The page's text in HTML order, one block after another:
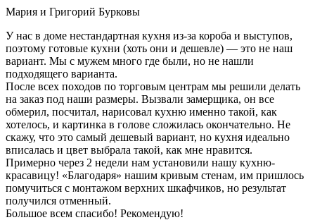
Мария и Григорий Бурковы
У нас в доме нестандартная кухня из-за короба и выступов,
поэтому готовые кухни (хоть они и дешевле) — это не наш
вариант. Мы с мужем много где были, но не нашли
подходящего варианта.
После всех походов по торговым центрам мы решили делать
на заказ под наши размеры. Вызвали замерщика, он все
обмерил, посчитал, нарисовал кухню именно такой, как
хотелось, и картинка в голове сложилась окончательно. Не
скажу, что это самый дешевый вариант, но кухня идеально
вписалась и цвет выбрала такой, как мне нравится.
Примерно через 2 недели нам установили нашу кухню-
красавицу! «Благодаря» нашим кривым стенам, им пришлось
помучиться с монтажом верхних шкафчиков, но результат
получился отменный.
Большое всем спасибо! Рекомендую!